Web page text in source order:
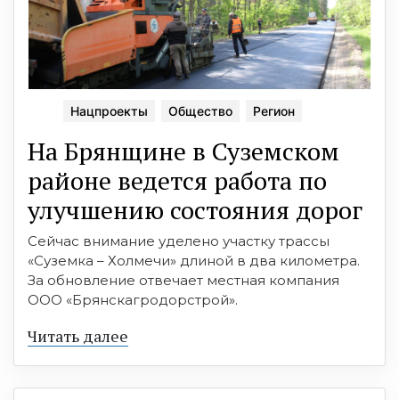
Нацпроекты Общество Регион
На Брянщине в Суземском
районе ведется работа по
улучшению состояния дорог
Сейчас внимание уделено участку трассы
«Суземка – Холмечи» длиной в два километра.
За обновление отвечает местная компания
ООО «Брянскагродорстрой».
Читать далее